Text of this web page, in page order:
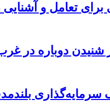
تعامل و آشنایی
دوباره در
سرمایه‌گذاری